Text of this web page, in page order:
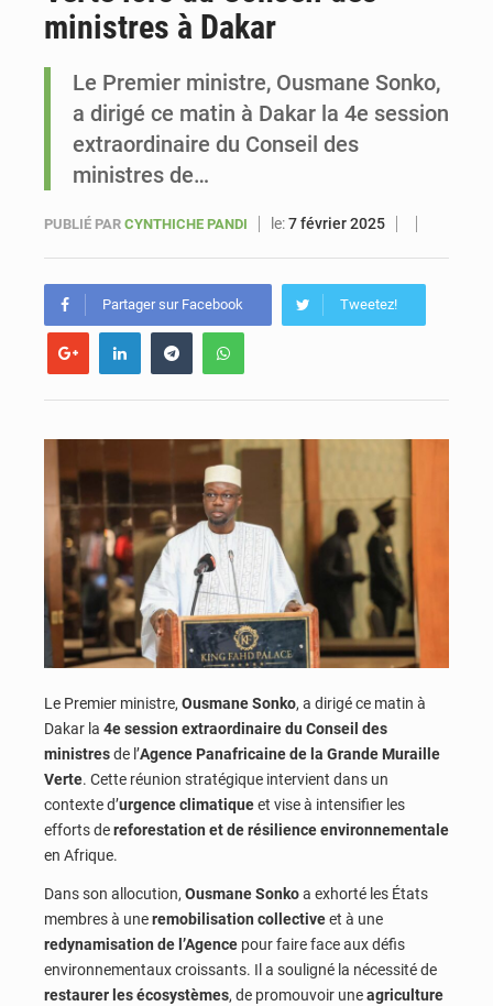
ministres à Dakar
Le Premier ministre, Ousmane Sonko,
a dirigé ce matin à Dakar la 4e session
extraordinaire du Conseil des
ministres de…
PUBLIÉ PAR CYNTHICHE PANDI le:7 février 2025
Partager sur Facebook Tweetez!
Le Premier ministre, Ousmane Sonko, a dirigé ce matin à
Dakar la 4e session extraordinaire du Conseil des
ministresde l’Agence Panafricaine de la Grande Muraille
Verte. Cette réunion stratégique intervient dans un
contexte d’urgence climatiqueet vise à intensifier les
efforts dereforestation et de résilience environnementale
en Afrique.
Dans son allocution, Ousmane Sonkoa exhorté les États
membres à uneremobilisation collectiveet à une
redynamisation de l’Agence pour faire face aux défis
environnementaux croissants. Il a souligné la nécessité de
restaurer les écosystèmes, de promouvoir uneagriculture